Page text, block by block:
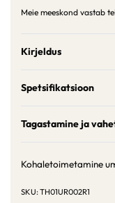
Meie meeskond vastab
Kirjeldus
Spetsifikatsioon
Tagastamine ja
Kohaletoimetamine
TH01UR002R1